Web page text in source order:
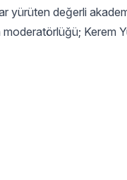
yürüten değerli
Kerem